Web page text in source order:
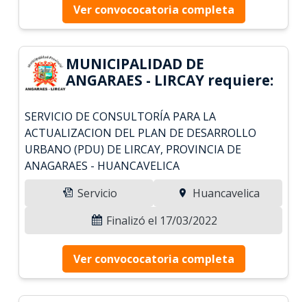
Ver convococatoria completa
MUNICIPALIDAD DE
ANGARAES - LIRCAY requiere:
SERVICIO DE CONSULTORÍA PARA LA
ACTUALIZACION DEL PLAN DE DESARROLLO
URBANO (PDU) DE LIRCAY, PROVINCIA DE
ANAGARAES - HUANCAVELICA
Servicio
Huancavelica
Finalizó el 17/03/2022
Ver convococatoria completa